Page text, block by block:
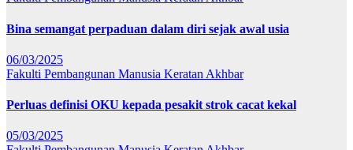
Bina semangat perpaduan dalam diri sejak awal usia
06/03/2025
Fakulti Pembangunan Manusia Keratan Akhbar
Perluas definisi OKU kepada pesakit strok cacat kekal
05/03/2025